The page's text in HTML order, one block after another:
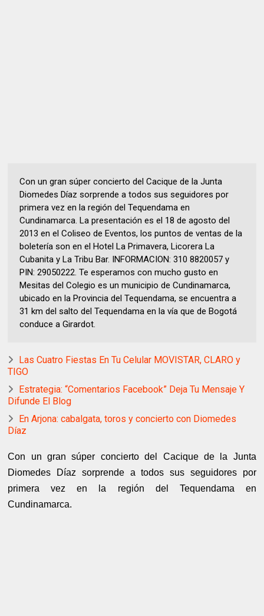
Con un gran súper concierto del Cacique de la Junta
Diomedes Díaz sorprende a todos sus seguidores por
primera vez en la región del Tequendama en
Cundinamarca. La presentación es el 18 de agosto del
2013 en el Coliseo de Eventos, los puntos de ventas de la
boletería son en el Hotel La Primavera, Licorera La
Cubanita y La Tribu Bar. INFORMACION: 310 8820057 y
PIN: 29050222. Te esperamos con mucho gusto en
Mesitas del Colegio es un municipio de Cundinamarca,
ubicado en la Provincia del Tequendama, se encuentra a
31 km del salto del Tequendama en la vía que de Bogotá
conduce a Girardot.
Las Cuatro Fiestas En Tu Celular MOVISTAR, CLARO y
TIGO
Estrategia: “Comentarios Facebook” Deja Tu Mensaje Y
Difunde El Blog
En Arjona: cabalgata, toros y concierto con Diomedes
Díaz
Con un gran súper concierto del Cacique de la Junta
Diomedes Díaz sorprende a todos sus seguidores por
primera vez en la región del Tequendama en
Cundinamarca.